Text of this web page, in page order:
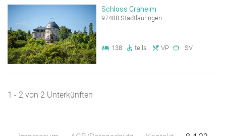
Schloss Craheim
97488 Stadtlauringen
138 teils VP SV
1 - 2 von 2 Unterkünften